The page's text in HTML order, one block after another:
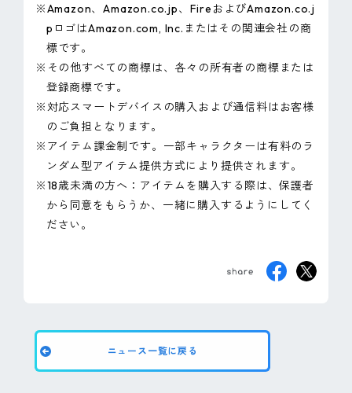
※Amazon、Amazon.co.jp、FireおよびAmazon.co.j
pロゴはAmazon.com, Inc.またはその関連会社の商
標です。
※その他すべての商標は、各々の所有者の商標または
登録商標です。
※対応スマートデバイスの購入および通信料はお客様
のご負担となります。
※アイテム課金制です。一部キャラクターは有料のラ
ンダム型アイテム提供方式により提供されます。
※18歳未満の方へ：アイテムを購入する際は、保護者
から同意をもらうか、一緒に購入するようにしてく
ださい。
ニュース一覧に戻る